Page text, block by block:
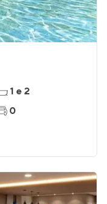
1 e 2
0